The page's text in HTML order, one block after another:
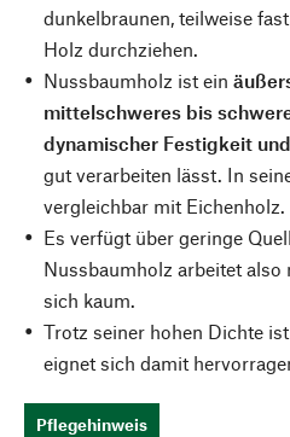
dunkelbraunen, teilweise
Holz durchziehen.
Nussbaumholz ist ein
mittelschweres bis
dynamischer Festigkeit
gut verarbeiten lässt. In
vergleichbar mit Eichenholz.
Es verfügt über geringe
Nussbaumholz arbeitet
sich kaum.
Trotz seiner hohen Dichte
eignet sich damit
Pflegehinweis